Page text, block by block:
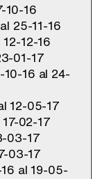
10-16
25-11-16
12-16
01-17
16 al 24-
12-05-17
02-17
03-17
03-17
al 19-05-